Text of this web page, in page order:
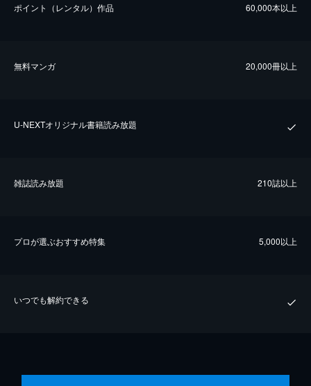
ポイント（レンタル）作品 60,000本以上
無料マンガ 20,000冊以上
U-NEXTオリジナル書籍読み放題
雑誌読み放題 210誌以上
プロが選ぶおすすめ特集 5,000以上
いつでも解約できる